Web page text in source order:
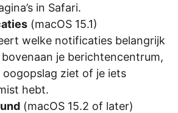
in Safari.
(macOS 15.1)
welke notificaties belangrijk
je berichtencentrum,
oogopslag ziet of je iets
hebt.
(macOS 15.2 of later)